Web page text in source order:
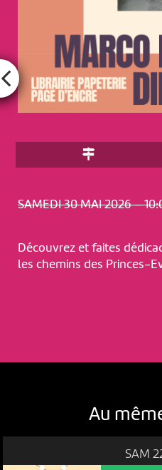
SAMEDI 30 MAI 2026 –
Découvrez et faites
les chemins des Princes-
Au
SAM